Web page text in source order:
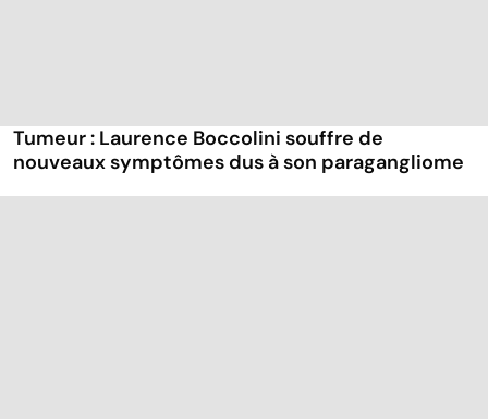
Tumeur : Laurence Boccolini souffre de
nouveaux symptômes dus à son paragangliome